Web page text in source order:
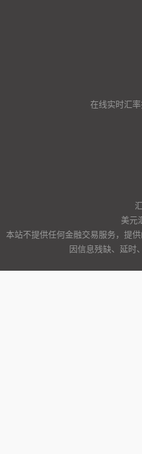
在线实时汇
美元
本站不提供任何金融交易服务，提
因信息残缺、延时